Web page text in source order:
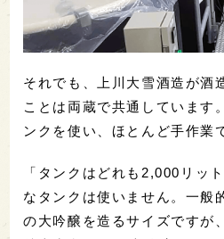
それでも、上川大雪酒造が酒
ことは両蔵で共通しています
ンクを使い、ほとんど手作業
「タンクはどれも2,000リッ
なタンクは使いません。一般
の大吟醸を造るサイズですが